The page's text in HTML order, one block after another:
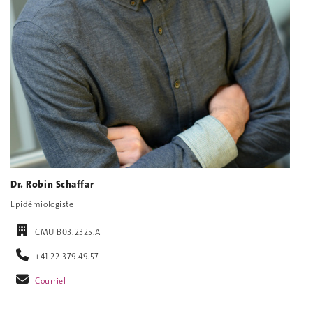
Dr. Robin Schaffar
Epidémiologiste
CMU B03.2325.A
+41 22 379.49.57
Courriel